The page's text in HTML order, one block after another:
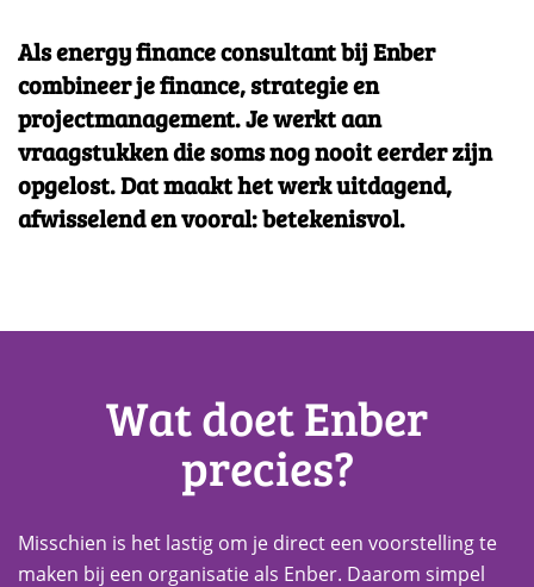
Als energy finance consultant bij Enber
combineer je finance, strategie en
projectmanagement. Je werkt aan
vraagstukken die soms nog nooit eerder zijn
opgelost. Dat maakt het werk uitdagend,
afwisselend en vooral: betekenisvol.
Wat doet Enber
precies?
Misschien is het lastig om je direct een voorstelling te
maken bij een organisatie als Enber. Daarom simpel